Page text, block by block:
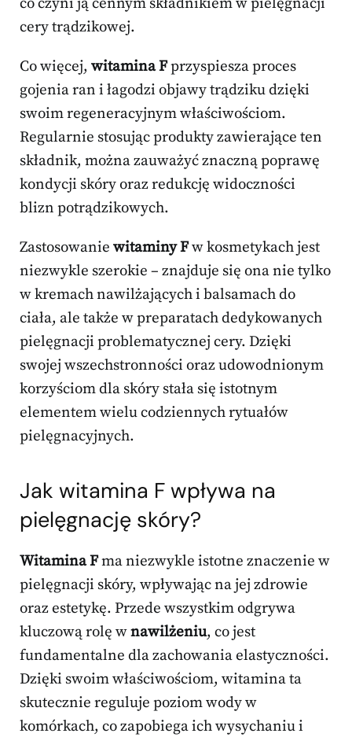
co czyni ją cennym składnikiem w pielęgnacji
cery trądzikowej.
Co więcej, witamina Fprzyspiesza proces
gojenia ran i łagodzi objawy trądziku dzięki
swoim regeneracyjnym właściwościom.
Regularnie stosując produkty zawierające ten
składnik, można zauważyć znaczną poprawę
kondycji skóry oraz redukcję widoczności
blizn potrądzikowych.
Zastosowanie witaminy Fw kosmetykach jest
niezwykle szerokie – znajduje się ona nie tylko
w kremach nawilżających i balsamach do
ciała, ale także w preparatach dedykowanych
pielęgnacji problematycznej cery. Dzięki
swojej wszechstronności oraz udowodnionym
korzyściom dla skóry stała się istotnym
elementem wielu codziennych rytuałów
pielęgnacyjnych.
Jak witamina F wpływa na
pielęgnację skóry?
Witamina Fma niezwykle istotne znaczenie w
pielęgnacji skóry, wpływając na jej zdrowie
oraz estetykę. Przede wszystkim odgrywa
kluczową rolę wnawilżeniu, co jest
fundamentalne dla zachowania elastyczności.
Dzięki swoim właściwościom, witamina ta
skutecznie reguluje poziom wody w
komórkach, co zapobiega ich wysychaniu i